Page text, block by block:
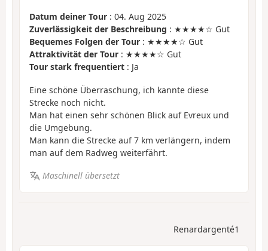
Datum deiner Tour : 04. Aug 2025
Zuverlässigkeit der Beschreibung : ★★★★☆ Gut
Bequemes Folgen der Tour : ★★★★☆ Gut
Attraktivität der Tour : ★★★★☆ Gut
Tour stark frequentiert : Ja
Eine schöne Überraschung, ich kannte diese
Strecke noch nicht.
Man hat einen sehr schönen Blick auf Evreux und
die Umgebung.
Man kann die Strecke auf 7 km verlängern, indem
man auf dem Radweg weiterfährt.
Maschinell übersetzt
Renardargenté1